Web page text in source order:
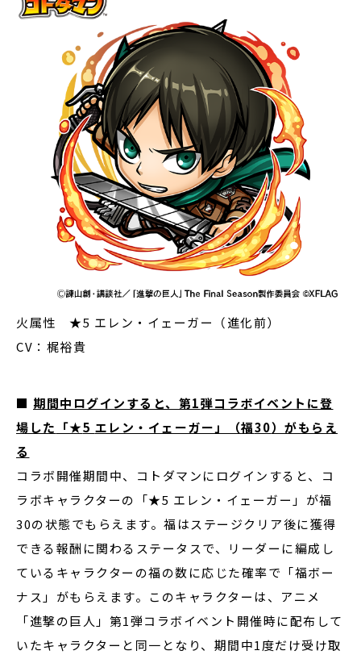
■ 期間中ログインすると、第1弾コラボイベントに登
場した 「★5 エレン・イェーガー」（福30）がもらえ
る
コラボ開催期間中、コトダマンにログインすると、コ
ラボキャラクターの「★5 エレン・イェーガー」が福
30の状態でもらえます。福はステージクリア後に獲得
できる報酬に関わるステータスで、リーダーに編成し
ているキャラクターの福の数に応じた確率で「福ボー
ナス」がもらえます。このキャラクターは、アニメ
「進撃の巨人」第1弾コラボイベント開催時に配布して
いたキャラクターと同一となり、期間中1度だけ受け取
火属性 ★5 エレン・イェーガー（進化前）
CV：梶裕貴